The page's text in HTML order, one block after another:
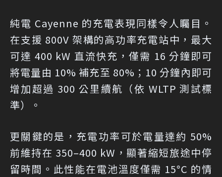
純電 Cayenne 的充電表現同樣令人矚目。
在支援 800V 架構的高功率充電站中，最大
可達 400 kW 直流快充，僅需 16 分鐘即可
將電量由 10% 補充至 80%；10 分鐘內即可
增加超過 300 公里續航（依 WLTP 測試標
準）。
更關鍵的是，充電功率可於電量達約 50%
前維持在 350–400 kW，顯著縮短旅途中停
留時間。此性能在電池溫度僅需 15°C 的情